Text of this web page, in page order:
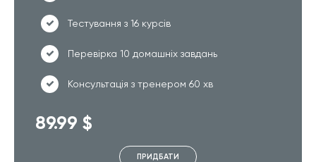
Тестування з 16 курсів
Перевірка 10 домашніх завдань
Консультація з тренером 60 хв
89.99 $
ПРИДБАТИ